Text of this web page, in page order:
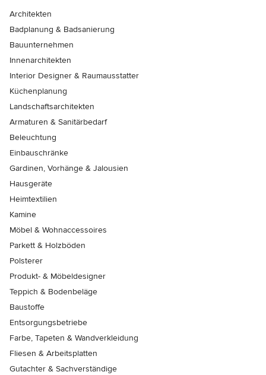
Architekten
Badplanung & Badsanierung
Bauunternehmen
Innenarchitekten
Interior Designer & Raumausstatter
Küchenplanung
Landschaftsarchitekten
Armaturen & Sanitärbedarf
Beleuchtung
Einbauschränke
Gardinen, Vorhänge & Jalousien
Hausgeräte
Heimtextilien
Kamine
Möbel & Wohnaccessoires
Parkett & Holzböden
Polsterer
Produkt- & Möbeldesigner
Teppich & Bodenbeläge
Baustoffe
Entsorgungsbetriebe
Farbe, Tapeten & Wandverkleidung
Fliesen & Arbeitsplatten
Gutachter & Sachverständige